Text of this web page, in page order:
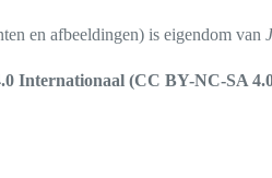
en afbeeldingen) is eigendom van
Internationaal (CC BY-NC-SA